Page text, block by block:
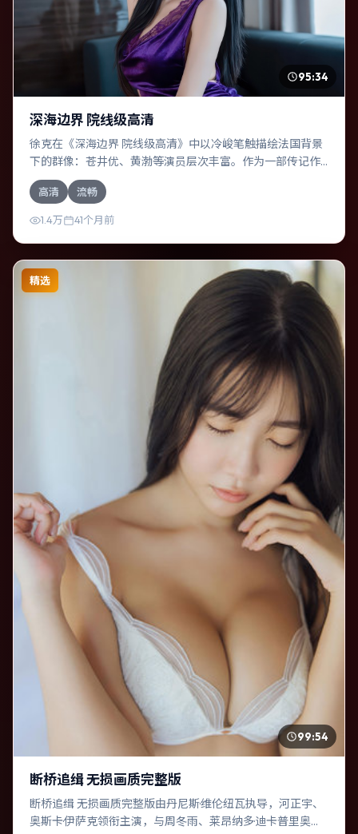
95:34
深海边界 院线级高清
徐克在《深海边界 院线级高清》中以冷峻笔触描绘法国背景
下的群像：苍井优、黄渤等演员层次丰富。作为一部传记作
品，故事从日常裂缝切入，逐步推向不可逆转的结局；视听
语言统一，情感落点克制有力。
高清 流畅
1.4万 41个月前
精选
99:54
断桥追缉 无损画质完整版
断桥追缉 无损画质完整版由丹尼斯·维伦纽瓦执导，河正宇、
奥斯卡·伊萨克领衔主演，与周冬雨、莱昂纳多·迪卡普里奥等